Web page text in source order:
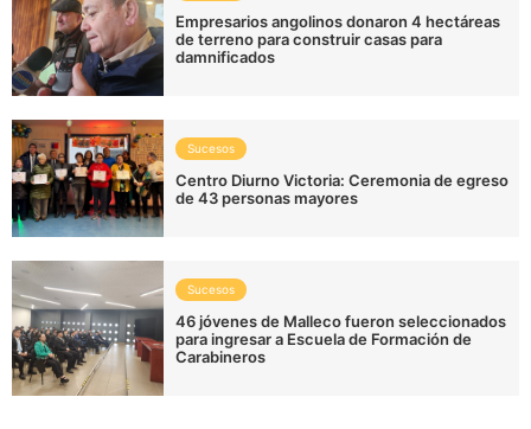
Empresarios angolinos donaron 4 hectáreas
de terreno para construir casas para
damnificados
Sucesos
Centro Diurno Victoria: Ceremonia de egreso
de 43 personas mayores
Sucesos
46 jóvenes de Malleco fueron seleccionados
para ingresar a Escuela de Formación de
Carabineros